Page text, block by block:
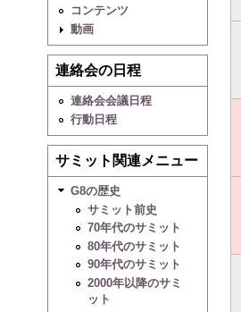
コンテンツ
動画
連絡会の日程
連絡会会議日程
行動日程
サミット関連メニュー
G8の歴史
サミット前史
70年代のサミット
80年代のサミット
90年代のサミット
2000年以降のサミ
ット